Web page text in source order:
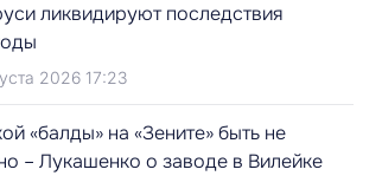
ликвидируют последствия
2026 17:23
«балды» на «Зените» быть не
– Лукашенко о заводе в Вилейке